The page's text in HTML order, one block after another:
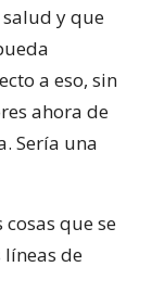
y que
a eso, sin
ahora de
Sería una
cosas que se
líneas de